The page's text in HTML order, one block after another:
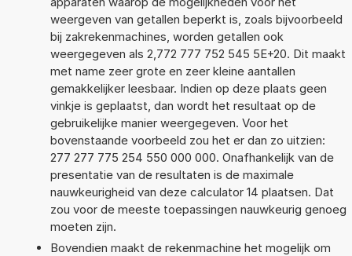
weergeven van getallen beperkt is, zoals bijvoorbeeld
bij zakrekenmachines, worden getallen ook
weergegeven als 2,772 777 752 545 5E+20. Dit maakt
met name zeer grote en zeer kleine aantallen
gemakkelijker leesbaar. Indien op deze plaats geen
vinkje is geplaatst, dan wordt het resultaat op de
gebruikelijke manier weergegeven. Voor het
bovenstaande voorbeeld zou het er dan zo uitzien:
277 277 775 254 550 000 000. Onafhankelijk van de
presentatie van de resultaten is de maximale
nauwkeurigheid van deze calculator 14 plaatsen. Dat
zou voor de meeste toepassingen nauwkeurig genoeg
moeten zijn.
Bovendien maakt de rekenmachine het mogelijk om